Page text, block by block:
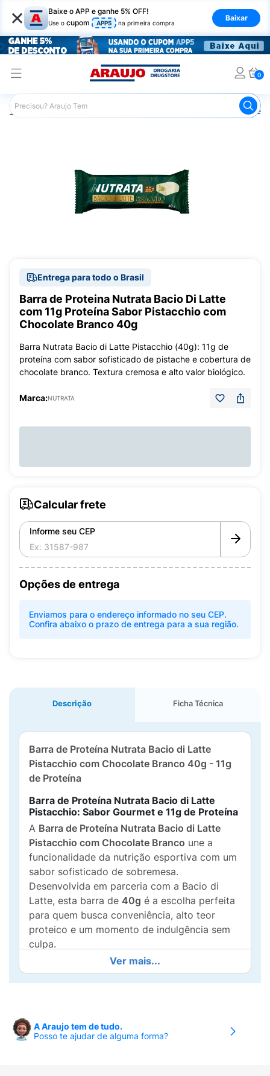
× Baixe o APP e ganhe 5% OFF!
Use o cupom APP5 na primeira compra
Baixar
0
Araujo Nutrição Saudável Barra de
Entrega para todo o Brasil
Barra de Proteina Nutrata Bacio Di Latte
com 11g Proteína Sabor Pistacchio com
Chocolate Branco 40g
Barra Nutrata Bacio di Latte Pistacchio (40g): 11g de
proteína com sabor sofisticado de pistache e cobertura de
chocolate branco. Textura cremosa e alto valor biológico.
Marca:NUTRATA
Calcular frete
Informe seu CEP
Opções de entrega
Enviamos para o endereço informado no seu CEP.
Confira abaixo o prazo de entrega para a sua região.
Descrição Ficha Técnica
Barra de Proteína Nutrata Bacio di Latte
Pistacchio com Chocolate Branco 40g - 11g
de Proteína
Barra de Proteína Nutrata Bacio di Latte
Pistacchio: Sabor Gourmet e 11g de Proteína
A Barra de Proteína Nutrata Bacio di Latte
Pistacchio com Chocolate Branco une a
funcionalidade da nutrição esportiva com um
sabor sofisticado de sobremesa.
Desenvolvida em parceria com a Bacio di
Latte, esta barra de 40g é a escolha perfeita
para quem busca conveniência, alto teor
proteico e um momento de indulgência sem
culpa.
Nutrição Premium e Sabor Inconfundível:
manutenção da massa muscular
Ver mais...
A Araujo tem de tudo.
Posso te ajudar de alguma forma?